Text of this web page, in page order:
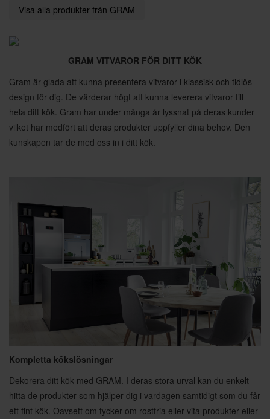
Visa alla produkter från GRAM
GRAM VITVAROR FÖR DITT KÖK
Gram är glada att kunna presentera vitvaror i klassisk och tidlös
design för dig. De värderar högt att kunna leverera vitvaror till
hela ditt kök. Gram har under många år lyssnat på deras kunder
vilket har medfört att deras produkter uppfyller dina behov. Den
kunskapen tar de med oss in i ditt kök.
Kompletta kökslösningar
Dekorera ditt kök med GRAM. I deras stora urval kan du enkelt
hitta de produkter som hjälper dig i vardagen samtidigt som du får
ett fint kök. Oavsett om tycker om rostfria eller vita produkter eller